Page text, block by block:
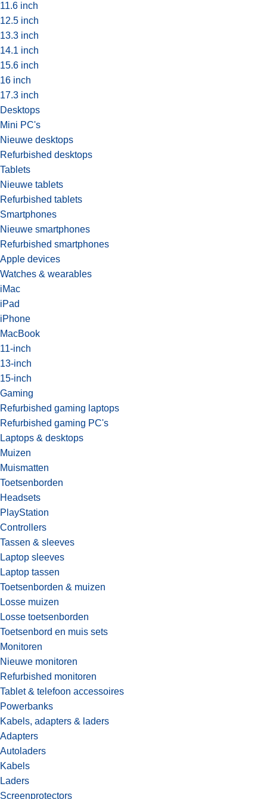
11.6 inch
12.5 inch
13.3 inch
14.1 inch
15.6 inch
16 inch
17.3 inch
Desktops
Mini PC's
Nieuwe desktops
Refurbished desktops
Tablets
Nieuwe tablets
Refurbished tablets
Smartphones
Nieuwe smartphones
Refurbished smartphones
Apple devices
Watches & wearables
iMac
iPad
iPhone
MacBook
11-inch
13-inch
15-inch
Gaming
Refurbished gaming laptops
Refurbished gaming PC's
Laptops & desktops
Muizen
Muismatten
Toetsenborden
Headsets
PlayStation
Controllers
Tassen & sleeves
Laptop sleeves
Laptop tassen
Toetsenborden & muizen
Losse muizen
Losse toetsenborden
Toetsenbord en muis sets
Monitoren
Nieuwe monitoren
Refurbished monitoren
Tablet & telefoon accessoires
Powerbanks
Kabels, adapters & laders
Adapters
Autoladers
Kabels
Laders
Screenprotectors